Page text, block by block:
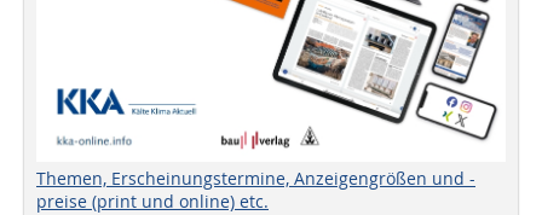
Themen, Erscheinungstermine, Anzeigengrößen und -
preise (print und online) etc.